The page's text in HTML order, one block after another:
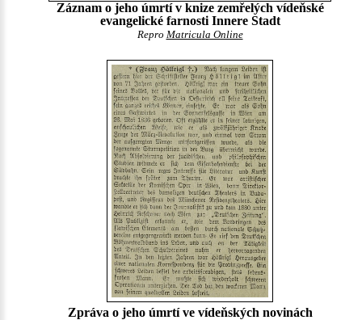
Záznam o jeho úmrtí v knize zemřelých vídeňské
evangelické farnosti Innere Stadt
Repro Matricula Online
Zpráva o jeho úmrtí ve vídeňských novinách